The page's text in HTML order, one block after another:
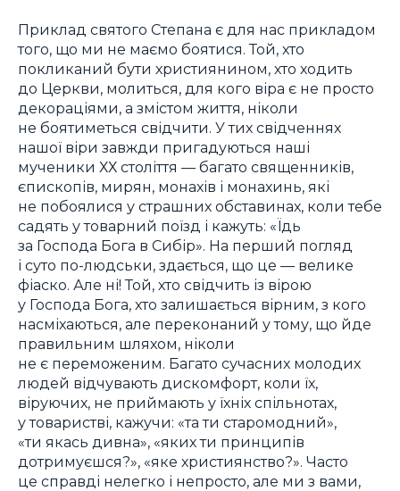
Приклад святого Степана є для нас прикладом
того, що ми не маємо боятися. Той, хто
покликаний бути християнином, хто ходить
до Церкви, молиться, для кого віра є не просто
декораціями, а змістом життя, ніколи
не боятиметься свідчити. У тих свідченнях
нашої віри завжди пригадуються наші
мученики ХХ століття — багато священників,
єпископів, мирян, монахів і монахинь, які
не побоялися у страшних обставинах, коли тебе
садять у товарний поїзд і кажуть: «Їдь
за Господа Бога в Сибір». На перший погляд
і суто по-людськи, здається, що це — велике
фіаско. Але ні! Той, хто свідчить із вірою
у Господа Бога, хто залишається вірним, з кого
насміхаються, але переконаний у тому, що йде
правильним шляхом, ніколи
не є переможеним. Багато сучасних молодих
людей відчувають дискомфорт, коли їх,
віруючих, не приймають у їхніх спільнотах,
у товаристві, кажучи: «та ти старомодний»,
«ти якась дивна», «яких ти принципів
дотримуєшся?», «яке християнство?». Часто
це справді нелегко і непросто, але ми з вами,